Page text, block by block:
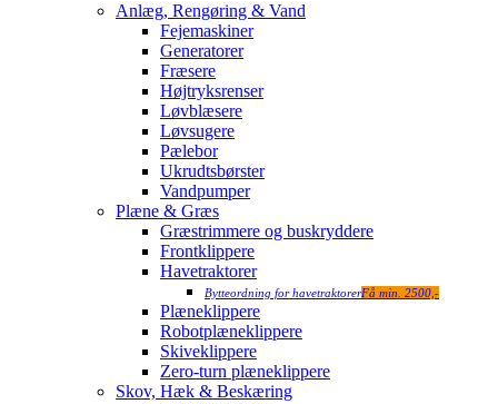
Anlæg, Rengøring & Vand
Fejemaskiner
Generatorer
Fræsere
Højtryksrenser
Løvblæsere
Løvsugere
Pælebor
Ukrudtsbørster
Vandpumper
Plæne & Græs
Græstrimmere og buskryddere
Frontklippere
Havetraktorer
Bytteordning for havetraktorerFå min. 2500,-
Plæneklippere
Robotplæneklippere
Skiveklippere
Zero-turn plæneklippere
Skov, Hæk & Beskæring